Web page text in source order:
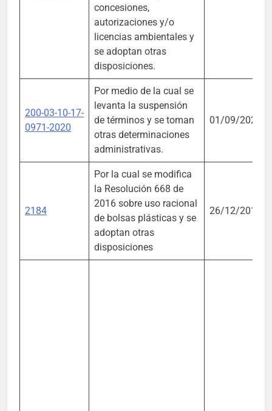
concesiones,
autorizaciones y/o
licencias ambientales y
se adoptan otras
disposiciones.
200-03-10-17-
0971-2020
Por medio de la cual se
levanta la suspensión
de términos y se toman
otras determinaciones
administrativas.
01/09/2020
2184
Por la cual se modifica
la Resolución 668 de
2016 sobre uso racional
de bolsas plásticas y se
adoptan otras
disposiciones
26/12/2019